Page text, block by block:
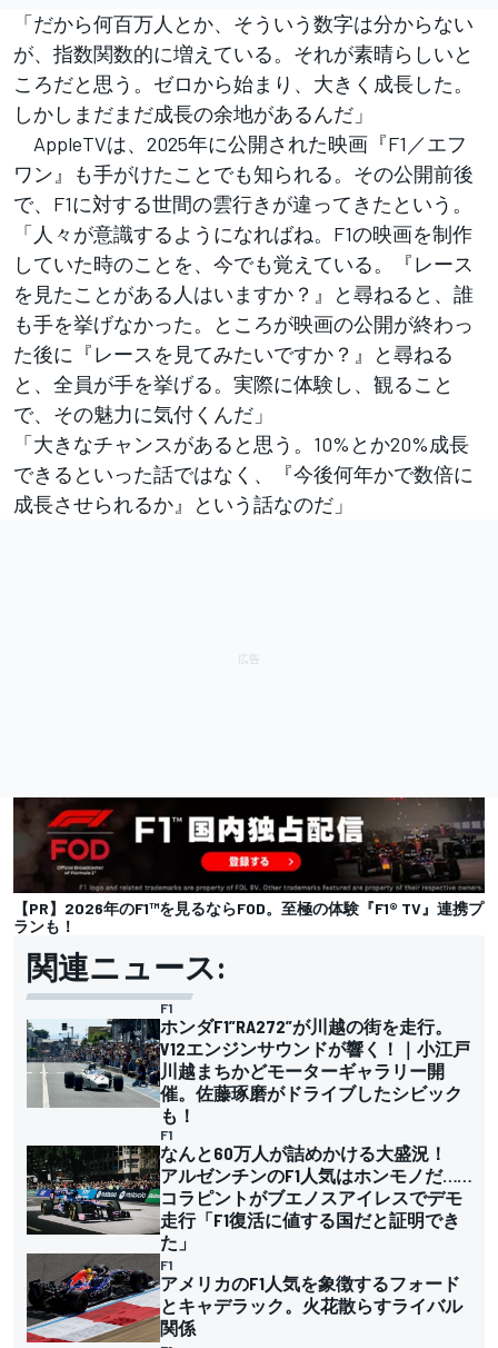
「だから何百万人とか、そういう数字は分からない
が、指数関数的に増えている。それが素晴らしいと
ころだと思う。ゼロから始まり、大きく成長した。
しかしまだまだ成長の余地があるんだ」
AppleTVは、2025年に公開された映画『F1／エフ
ワン』も手がけたことでも知られる。その公開前後
で、F1に対する世間の雲行きが違ってきたという。
「人々が意識するようになればね。F1の映画を制作
していた時のことを、今でも覚えている。『レース
を見たことがある人はいますか？』と尋ねると、誰
も手を挙げなかった。ところが映画の公開が終わっ
た後に『レースを見てみたいですか？』と尋ねる
と、全員が手を挙げる。実際に体験し、観ること
で、その魅力に気付くんだ」
「大きなチャンスがあると思う。10%とか20%成長
できるといった話ではなく、『今後何年かで数倍に
成長させられるか』という話なのだ」
【PR】2026年のF1™︎を見るならFOD。至極の体験『F1® TV』連携プ
ランも！
関連ニュース:
F1
ホンダF1”RA272”が川越の街を走行。
V12エンジンサウンドが響く！｜小江戸
川越まちかどモーターギャラリー開
催。佐藤琢磨がドライブしたシビック
も！
F1
なんと60万人が詰めかける大盛況！
アルゼンチンのF1人気はホンモノだ……
コラピントがブエノスアイレスでデモ
走行「F1復活に値する国だと証明でき
た」
F1
アメリカのF1人気を象徴するフォード
とキャデラック。火花散らすライバル
関係